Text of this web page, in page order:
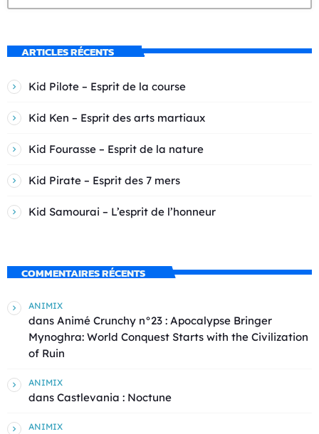
ARTICLES RÉCENTS
Kid Pilote – Esprit de la course
Kid Ken – Esprit des arts martiaux
Kid Fourasse – Esprit de la nature
Kid Pirate – Esprit des 7 mers
Kid Samourai – L’esprit de l’honneur
COMMENTAIRES RÉCENTS
ANIMIX
dans Animé Crunchy n°23 : Apocalypse Bringer
Mynoghra: World Conquest Starts with the Civilization
of Ruin
ANIMIX
dans Castlevania : Noctune
ANIMIX